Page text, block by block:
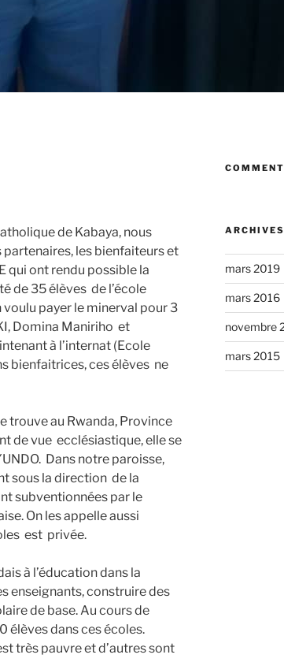
de Kabaya, nous
les bienfaiteurs et
qui ont rendu possible la
de 35 élèves de l’école
payer le minerval pour 3
Domina Maniriho et
à l’internat (Ecole
bienfaitrices, ces élèves ne
trouve au Rwanda, Province
de vue ecclésiastique, elle se
Dans notre paroisse,
sous la direction de la
subventionnées par le
On les appelle aussi
est privée.
à l’éducation dans la
enseignants, construire des
de base. Au cours de
élèves dans ces écoles.
très pauvre et d’autres sont
ARCHIVES
mars 2019
mars 2016
novembre
mars 2015